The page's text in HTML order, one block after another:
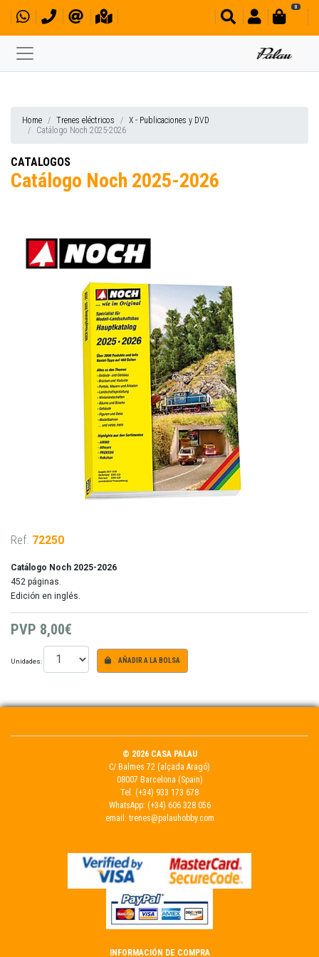
0
Home Trenes eléctricos
X - Publicaciones y DVD
Catálogo Noch 2025-2026
CATALOGOS
Catálogo Noch 2025-2026
Ref. 72250
Catálogo Noch 2025-2026
452 páginas.
Edición en inglés.
PVP 8,00€
Unidades: AÑADIR A LA BOLSA
© 2026 CASA PALAU
C/ Balmes 72 (alçada Aragó)
08007 Barcelona (Spain)
Tel. (+34) 933 173 678
WhatsApp: (+34) 606 328 056
email: trenes@palauhobby.com
INFORMACIÓN DE COMPRA